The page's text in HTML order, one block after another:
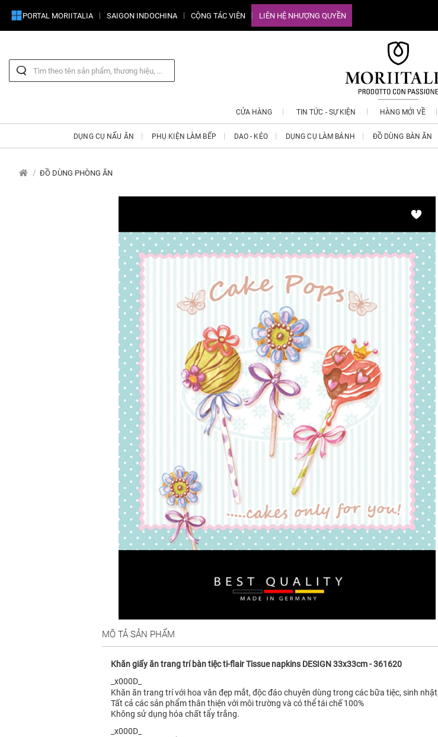
PORTAL MORIITALIA SAIGON INDOCHINA CỘNG TÁC VIÊN LIÊN HỆ NHƯỢNG QUYỀN
CỬA HÀNG TIN TỨC - SỰ KIỆN HÀNG MỚI VỀ
DỤNG CỤ NẤU ĂN PHỤ KIỆN LÀM BẾP DAO - KÉO DỤNG CỤ LÀM BÁNH ĐỒ DÙNG BÀN ĂN
ĐỒ DÙNG PHÒNG ĂN
MÔ TẢ SẢN PHẨM
Khăn giấy ăn trang trí bàn tiệc ti-flair Tissue napkins DESIGN 33x33cm - 361620
_x000D_
Khăn ăn trang trí với hoa văn đẹp mắt, độc đáo chuyên dùng trong các bữa tiệc, sinh
Tất cả các sản phẩm thân thiện với môi trường và có thể tái chế 100%
Không sử dụng hóa chất tẩy trắng.
_x000D_